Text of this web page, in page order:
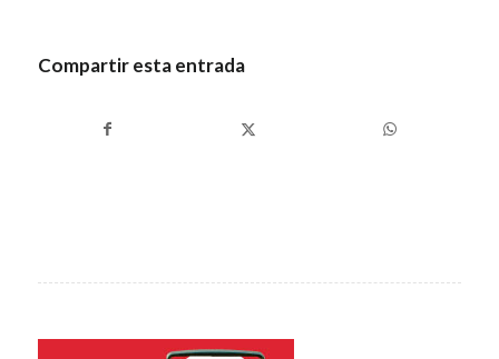
Compartir esta entrada